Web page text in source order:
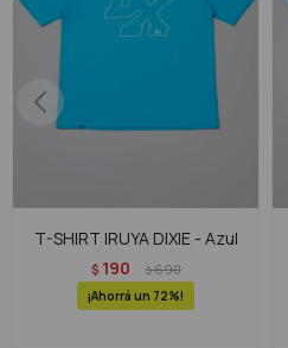
T-SHIRT IRUYA DIXIE - Azul
$ 190 $690
72